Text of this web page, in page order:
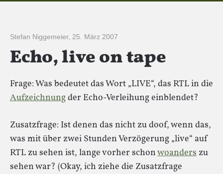
Stefan Niggemeier, 25. März 2007
Echo, live on tape
Frage: Was bedeutet das Wort „LIVE“, das RTL in die
Aufzeichnungder Echo-Verleihung einblendet?
Zusatzfrage: Ist denen das nicht zu doof, wenn das,
was mit über zwei Stunden Verzögerung „live“ auf
RTL zu sehen ist, lange vorher schonwoanders zu
sehen war? (Okay, ich ziehe die Zusatzfrage